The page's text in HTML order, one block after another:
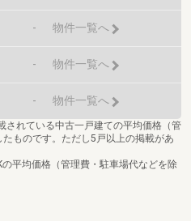
- 物件一覧へ
- 物件一覧へ
- 物件一覧へ
されている中古一戸建ての平均価格（管
ものです。ただし5戸以上の掲載があ
平均価格（管理費・駐車場代などを除